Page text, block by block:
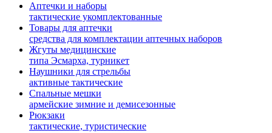
Аптечки и наборы
тактические укомплектованные
Товары для аптечки
средства для комплектации аптечных наборов
Жгуты медицинские
типа Эсмарха, турникет
Наушники для стрельбы
активные тактические
Спальные мешки
армейские зимние и демисезонные
Рюкзаки
тактические, туристические